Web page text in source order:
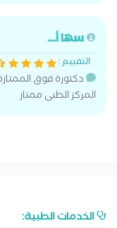
سها أ...
التقييم :
دكتورة فوق
المركز الطبى ممتاز
الخدمات الطبية: